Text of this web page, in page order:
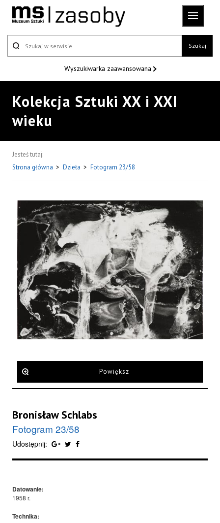
Szukaj
Wyszukiwarka zaawansowana
Kolekcja Sztuki XX i XXI
wieku
Jesteś tutaj:
Strona główna > Dzieła > Fotogram 23/58
Powiększ
Bronisław Schlabs
Fotogram 23/58
Udostępnij:
Datowanie:
1958 r.
Technika: